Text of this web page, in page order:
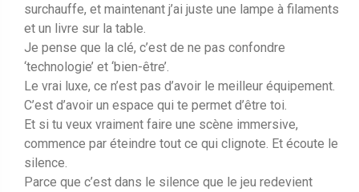
surchauffe, et maintenant j’ai juste une lampe à filaments
et un livre sur la table.
Je pense que la clé, c’est de ne pas confondre
‘technologie’ et ‘bien-être’.
Le vrai luxe, ce n’est pas d’avoir le meilleur équipement.
C’est d’avoir un espace qui te permet d’être toi.
Et si tu veux vraiment faire une scène immersive,
commence par éteindre tout ce qui clignote. Et écoute le
silence.
Parce que c’est dans le silence que le jeu redevient